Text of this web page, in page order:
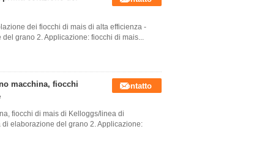
dei fiocchi di mais di alta efficienza -
grano 2. Applicazione: fiocchi di mais...
macchina, fiocchi
Contatto
fiocchi di mais di Kelloggs/linea di
elaborazione del grano 2. Applicazione: